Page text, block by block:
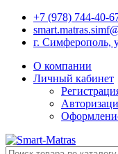
+7 (978) 744-40-
г. Симферополь,
О компании
Личный кабинет